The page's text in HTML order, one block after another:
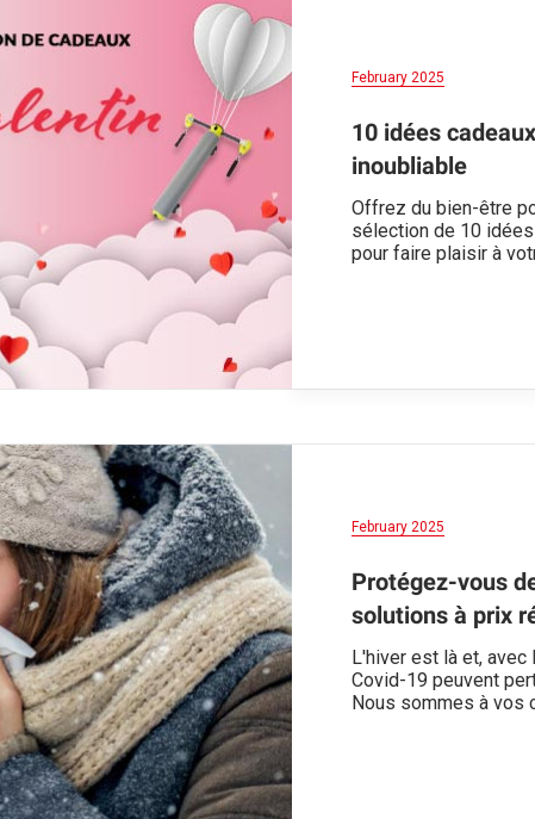
February 2025
10 idées
inoubliable
Offrez du bien-être
sélection de 10
pour faire plaisir à
February 2025
Protégez-vous
solutions à prix
L'hiver est là et, avec
Covid-19 peuvent
Nous sommes à vos